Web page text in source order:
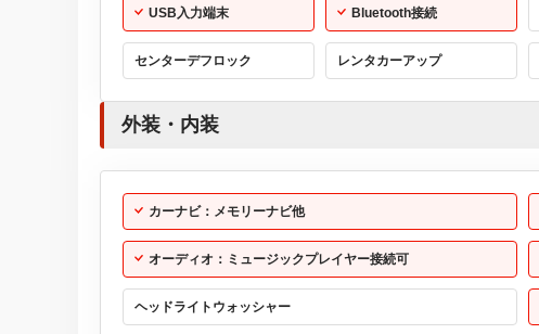
USB入力端末 Bluetooth接続
センターデフロック レンタカーアップ
外装・内装
カーナビ：メモリーナビ他
オーディオ：ミュージックプレイヤー接続可
ヘッドライトウォッシャー